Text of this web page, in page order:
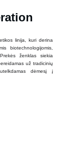
linija, kuri derina
biotechnologijomis,
ženklas siekia
už tradicinių
dėmesį į